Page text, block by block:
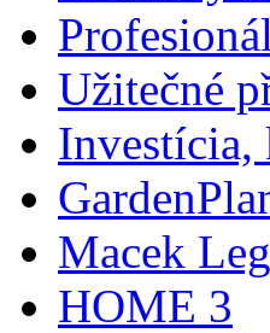
Užitečné
Investícia,
Macek
HOME 3